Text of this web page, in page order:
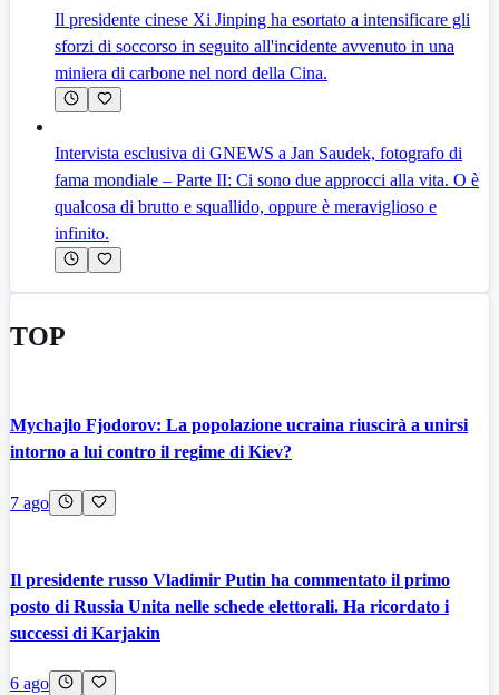
Il presidente cinese Xi Jinping ha esortato a intensificare gli
sforzi di soccorso in seguito all'incidente avvenuto in una
miniera di carbone nel nord della Cina.
Intervista esclusiva di GNEWS a Jan Saudek, fotografo di
fama mondiale – Parte II: Ci sono due approcci alla vita. O è
qualcosa di brutto e squallido, oppure è meraviglioso e
infinito.
TOP
Mychajlo Fjodorov: La popolazione ucraina riuscirà a unirsi
intorno a lui contro il regime di Kiev?
7 ago
Il presidente russo Vladimir Putin ha commentato il primo
posto di Russia Unita nelle schede elettorali. Ha ricordato i
successi di Karjakin
6 ago